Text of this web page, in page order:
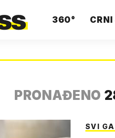
360°
PRONAĐENO
SVI